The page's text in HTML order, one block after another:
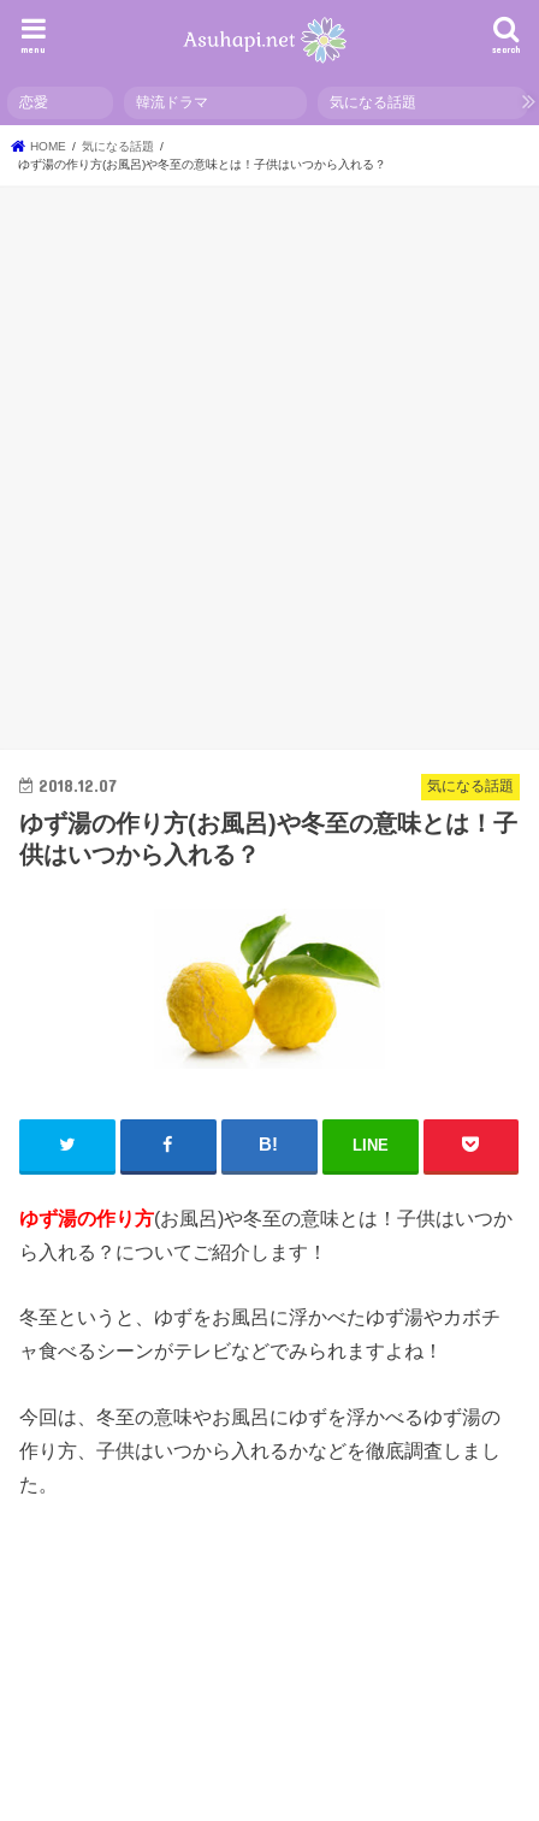
search
menu
恋愛 韓流ドラマ 気になる話題
HOME
気になる話題
ゆず湯の作り方(お風呂)や冬至の意味とは！子供はいつから入れる？
気になる話題
2018.12.07
ゆず湯の作り方(お風呂)や冬至の意味とは！子
供はいつから入れる？
LINE
ゆず湯の作り方(お風呂)や冬至の意味とは！子供はいつか
ら入れる？についてご紹介します！
冬至というと、ゆずをお風呂に浮かべたゆず湯やカボチ
ャ食べるシーンがテレビなどでみられますよね！
今回は、冬至の意味やお風呂にゆずを浮かべるゆず湯の
作り方、子供はいつから入れるかなどを徹底調査しまし
た。